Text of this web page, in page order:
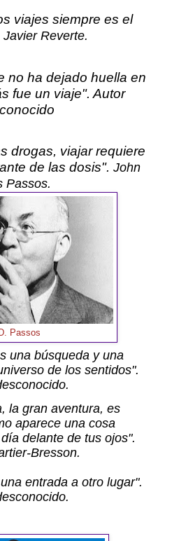
viajes siempre es el
Javier Reverte.
no ha dejado huella en
fue un viaje".Autor
drogas, viajar requiere
de las dosis". John
Passos.
Passos
una búsqueda y una
de los sentidos".
la gran aventura, es
aparece una cosa
delante de tus ojos".
Bresson.
entrada a otro lugar".